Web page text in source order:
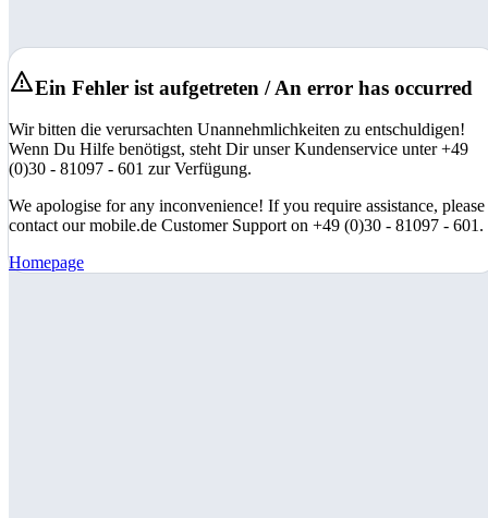
Ein Fehler ist aufgetreten / An error has occurred
Wir bitten die verursachten Unannehmlichkeiten zu entschuldigen!
Wenn Du Hilfe benötigst, steht Dir unser Kundenservice unter +49
(0)30 - 81097 - 601 zur Verfügung.
We apologise for any inconvenience! If you require assistance, please
contact our mobile.de Customer Support on +49 (0)30 - 81097 - 601.
Homepage